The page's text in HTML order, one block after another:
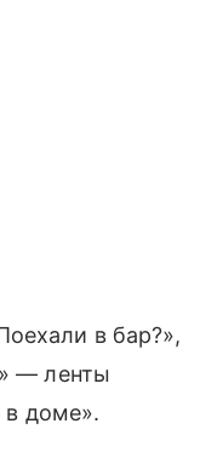
в бар?»,
— ленты
в доме».